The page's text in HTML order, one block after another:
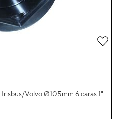
Irisbus/Volvo Ø105mm 6 caras 1"